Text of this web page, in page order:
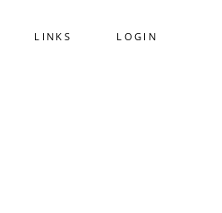
LINKS LOGIN